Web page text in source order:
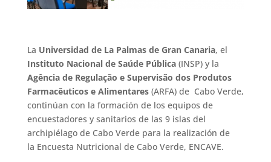
La Universidad de La Palmas de Gran Canaria, el
Instituto Nacional de Saúde Pública(INSP) y la
Agência de Regulação e Supervisão dos Produtos
Farmacêuticos e Alimentares(ARFA) de Cabo Verde,
continúan con la formación de los equipos de
encuestadores y sanitarios de las 9 islas del
archipiélago de Cabo Verde para la realización de
la Encuesta Nutricional de Cabo Verde, ENCAVE.